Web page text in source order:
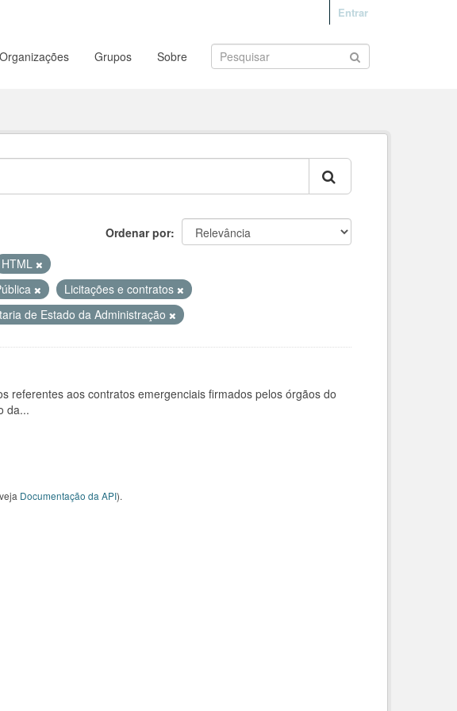
Entrar
Organizações Grupos Sobre
Ordenar por
HTML
Licitações e contratos
de Estado da Administração
referentes aos contratos emergenciais firmados pelos órgãos do
da...
Documentação da API).